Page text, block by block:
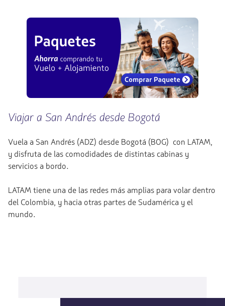
Viajar a San Andrés desde Bogotá
Vuela a San Andrés (ADZ) desde Bogotá (BOG) con LATAM,
y disfruta de las comodidades de distintas cabinas y
servicios a bordo.
LATAM tiene una de las redes más amplias para volar dentro
del Colombia, y hacia otras partes de Sudamérica y el
mundo.